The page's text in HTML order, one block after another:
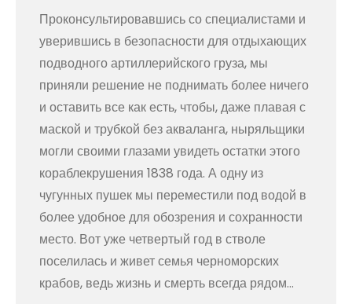
Проконсультировавшись со специалистами и
уверившись в безопасности для отдыхающих
подводного артиллерийского груза, мы
приняли решение не поднимать более ничего
и оставить все как есть, чтобы, даже плавая с
маской и трубкой без акваланга, ныряльщики
могли своими глазами увидеть остатки этого
кораблекрушения 1838 года. А одну из
чугунных пушек мы переместили под водой в
более удобное для обозрения и сохранности
место. Вот уже четвертый год в стволе
поселилась и живет семья черноморских
крабов, ведь жизнь и смерть всегда рядом…